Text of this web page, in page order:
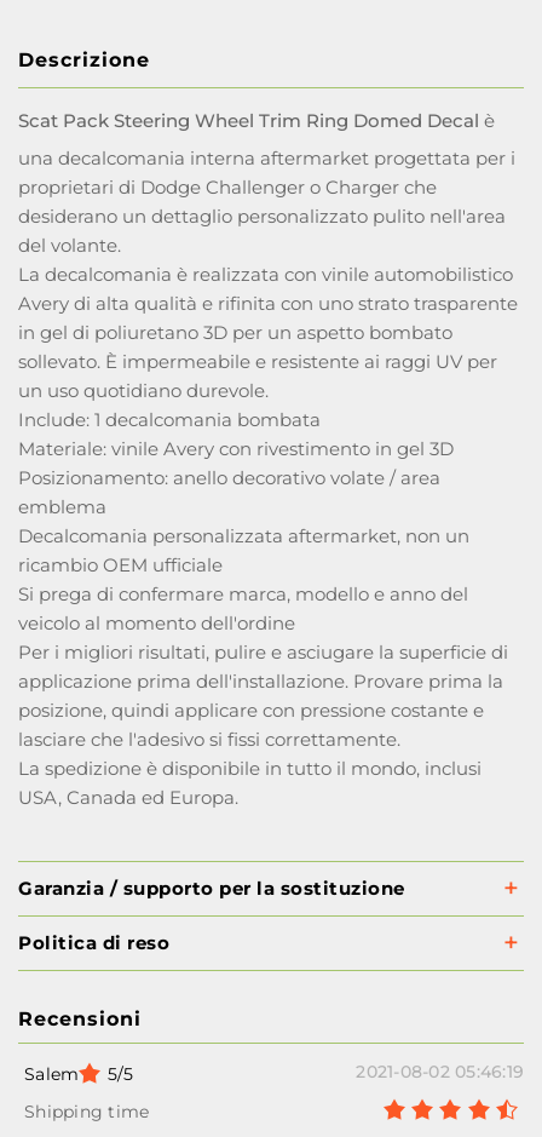
Descrizione
Scat Pack Steering Wheel Trim Ring Domed Decal è
una decalcomania interna aftermarket progettata per i
proprietari di Dodge Challenger o Charger che
desiderano un dettaglio personalizzato pulito nell'area
del volante.
La decalcomania è realizzata con vinile automobilistico
Avery di alta qualità e rifinita con uno strato trasparente
in gel di poliuretano 3D per un aspetto bombato
sollevato. È impermeabile e resistente ai raggi UV per
un uso quotidiano durevole.
Include: 1 decalcomania bombata
Materiale: vinile Avery con rivestimento in gel 3D
Posizionamento: anello decorativo volate / area
emblema
Decalcomania personalizzata aftermarket, non un
ricambio OEM ufficiale
Si prega di confermare marca, modello e anno del
veicolo al momento dell'ordine
Per i migliori risultati, pulire e asciugare la superficie di
applicazione prima dell'installazione. Provare prima la
posizione, quindi applicare con pressione costante e
lasciare che l'adesivo si fissi correttamente.
La spedizione è disponibile in tutto il mondo, inclusi
USA, Canada ed Europa.
Garanzia / supporto per la sostituzione
Politica di reso
Recensioni
Salem 5/5 2021-08-02 05:46:19